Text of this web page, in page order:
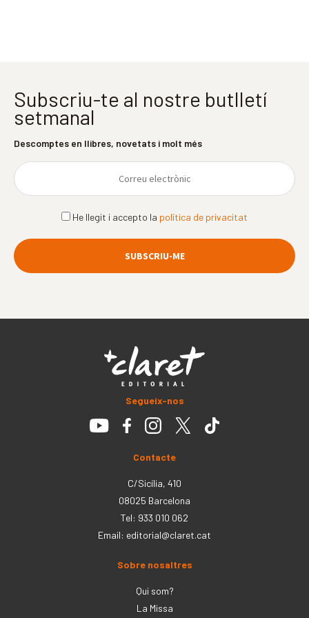
Subscriu-te al nostre butlletí
setmanal
Descomptes en llibres, novetats i molt més
He llegit i accepto la política de privacitat
Segueix-nos
Contacte
C/Sicília, 410
08025 Barcelona
Tel: 933 010 062
Email: editorial@claret.cat
Sobre nosaltres
Qui som?
La Missa